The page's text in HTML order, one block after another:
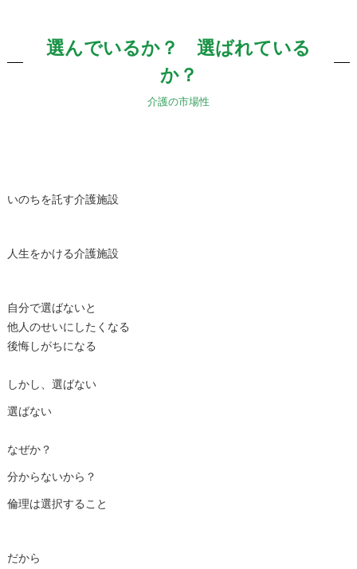
選んでいるか？ 選ばれている
か？
介護の市場性
いのちを託す介護施設
人生をかける介護施設
自分で選ばないと
他人のせいにしたくなる
後悔しがちになる
しかし、選ばない
選ばない
なぜか？
分からないから？
倫理は選択すること
だから